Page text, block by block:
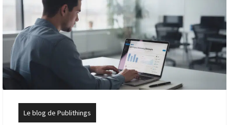
Le blog de Publithings